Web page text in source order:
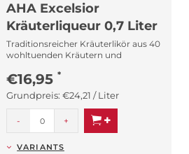
angesehen
AHA Excelsior
Kräuterliqueur 0,7 Liter
Traditionsreicher Kräuterlikör aus 40
wohltuenden Kräutern und
€16,95 *
Grundpreis: €24,21 / Liter
- +
VARIANTS